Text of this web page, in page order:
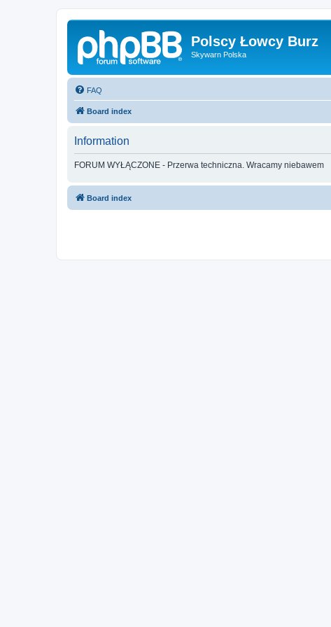
Polscy Łowcy Burz
Skywarn Polska
FAQ
Board index
Information
FORUM WYŁĄCZONE - Przerwa techniczna. Wracamy niebawem
Board index